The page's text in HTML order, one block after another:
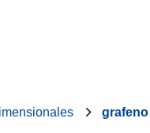
grafeno